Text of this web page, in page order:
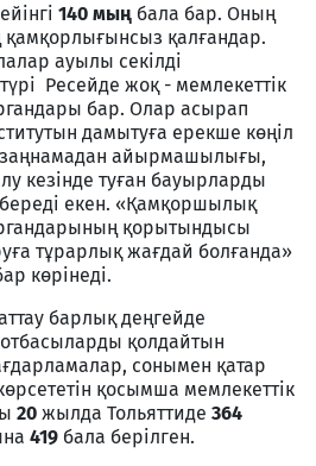
140 мың бала бар. Оның
қалғандар.
ауылы секілді
Ресейде жоқ - мемлекеттік
бар. Олар асырап
дамытуға ерекше көңіл
заңнамадан айырмашылығы,
кезінде туған бауырларды
екен. «Қамқоршылық
қорытындысы
тұрарлық жағдай болғанда»
көрінеді.
барлық деңгейде
қолдайтын
сонымен қатар
қосымша мемлекеттік
20 жылда Тольяттиде 364
419 бала берілген.